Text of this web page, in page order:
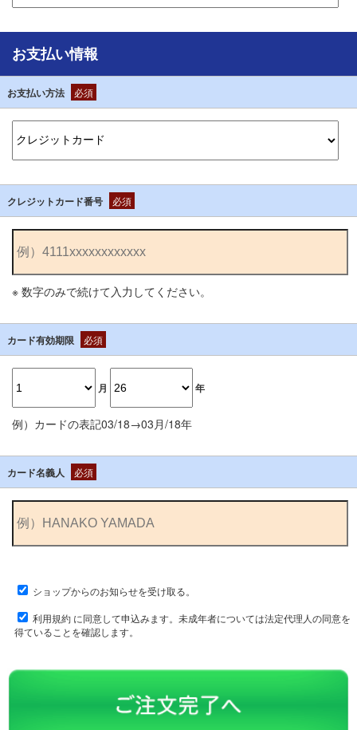
お支払い情報
お支払い方法 必須
クレジットカード番号 必須
※ 数字のみで続けて入力してください。
カード有効期限 必須
月 年
例）カードの表記03/18→03月/18年
カード名義人 必須
ショップからのお知らせを受け取る。
利用規約に同意して申込みます。未成年者については法定代理人の同意を
得ていることを確認します。